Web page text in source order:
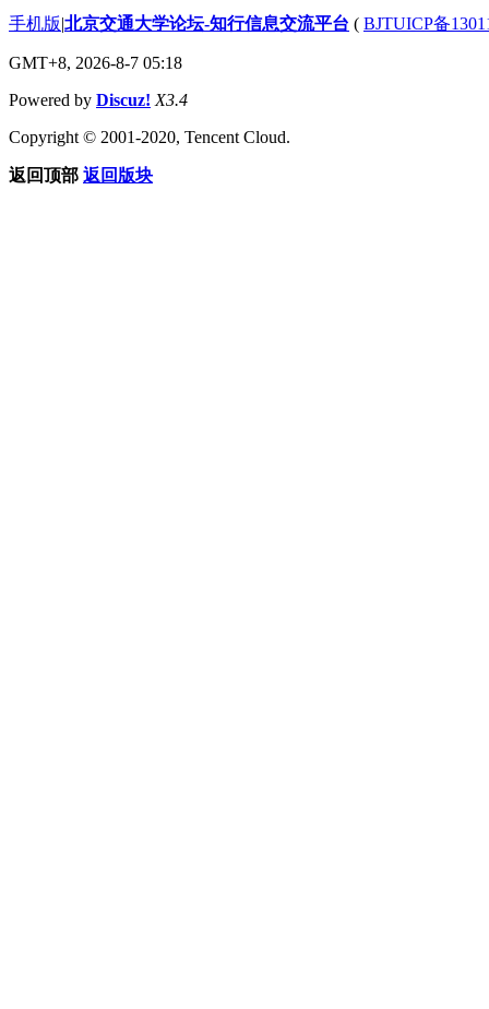
手机版|北京交通大学论坛-知行信息交流平台 ( BJTUICP备
GMT+8, 2026-8-7 05:18
Powered by Discuz! X3.4
Copyright © 2001-2020, Tencent Cloud.
返回顶部 返回版块